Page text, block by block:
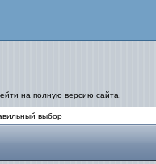
на полную версию сайта.
выбор